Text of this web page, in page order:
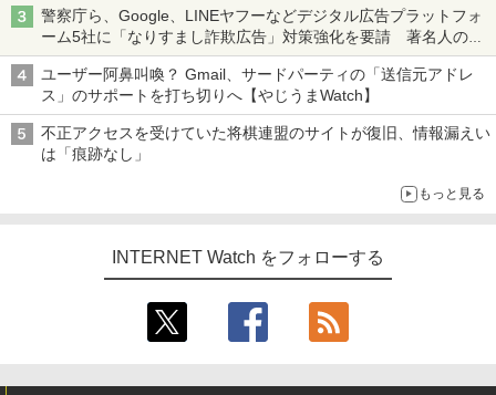
警察庁ら、Google、LINEヤフーなどデジタル広告プラットフォ
ーム5社に「なりすまし詐欺広告」対策強化を要請 著名人の写
真や映像を使った投資詐欺などへの対策として
ユーザー阿鼻叫喚？ Gmail、サードパーティの「送信元アドレ
ス」のサポートを打ち切りへ【やじうまWatch】
不正アクセスを受けていた将棋連盟のサイトが復旧、情報漏えい
は「痕跡なし」
もっと見る
INTERNET Watch をフォローする